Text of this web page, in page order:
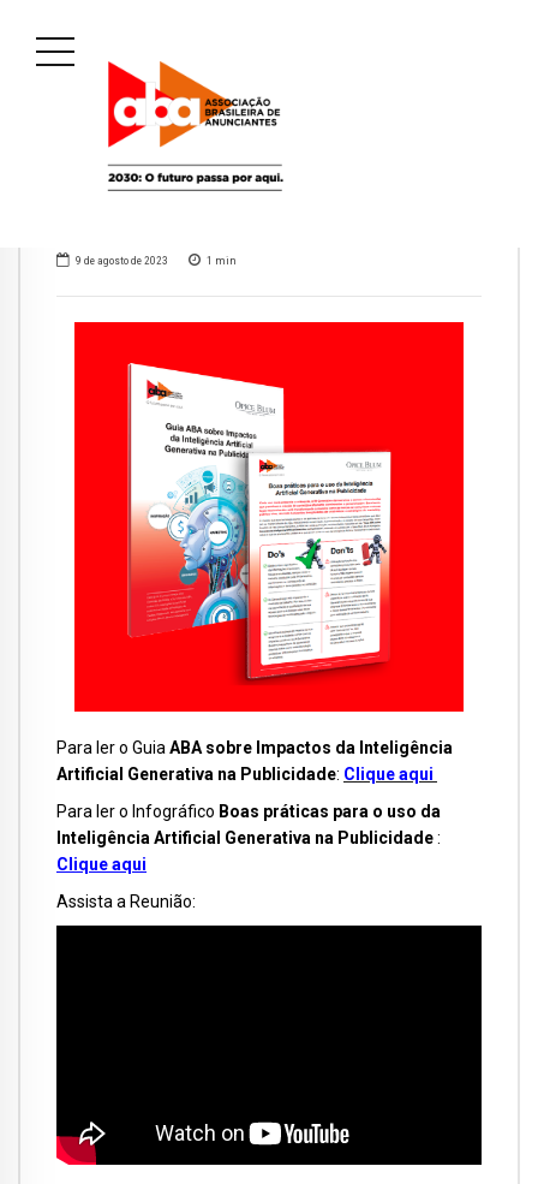
9 de agosto de 2023 1 min
Para ler o GuiaABA sobre Impactos da Inteligência
Artificial Generativa na Publicidade: Clique aqui
Para ler o Infográfico Boas práticas para o uso da
Inteligência Artificial Generativa na Publicidade:
Cliqueaqui
Assista a Reunião: